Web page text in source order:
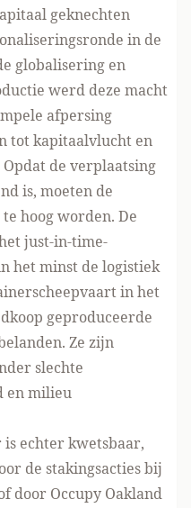
geknechten
in de
globalisering en
werd deze macht
afpersing
tot kapitaalvlucht en
de verplaatsing
is, moeten de
hoog worden. De
just-in-time-
het minst de logistiek
in het
geproduceerde
Ze zijn
slechte
en milieu
echter kwetsbaar,
de stakingsacties bij
door Occupy Oakland